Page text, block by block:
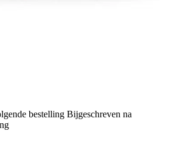
bestelling Bijgeschreven na